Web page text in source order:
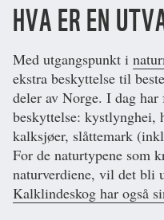
HVA ER EN
Med utgangspunkt i
ekstra beskyttelse til
deler av Norge. I dag
beskyttelse: kystlynghei,
kalksjøer, slåttemark
For de naturtypene som
naturverdiene, vil det bli
Kalklindeskog har også